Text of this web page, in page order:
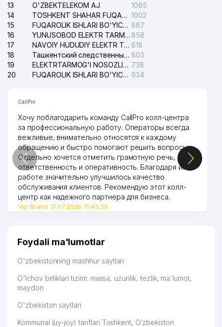
13
O'ZBEKTELEKOM AJ
1065
14
TOSHKENT SHAHAR FUQAROLIK ISHLARI BO'YICHA SUDI 1002
15
FUQAROLIK ISHLARI BO'YICHA YAKKASAROY TUMANLARARO SUDI 887
16
YUNUSOBOD ELEKTR TARMOG'I NOSOZLIKLARI XIZMATI 858
17
NAVOIY HUDUDIY ELEKTR TARMOQLARI KORXONASI AJ 818
18
Ташкентский следственный изолятор 805
19
ELEKTRTARMOG'I NOSOZLIKLARINI TO'ZATISH SERGELI XIZMATI 738
20
FUQAROLIK ISHLARI BO'YICHA UCH-TEPA TUMANI SUDI 634
CallPro
Хочу поблагодарить команду CallPro колл-центра
за профессиональную работу. Операторы всегда
вежливые, внимательно относятся к каждому
обращению и быстро помогают решить вопросы.
Отдельно хочется отметить грамотную речь,
ответственность и оперативность. Благодаря их
работе значительно улучшилось качество
обслуживания клиентов. Рекомендую этот колл-
центр как надежного партнера для бизнеса.
Vip Brand 31.07.2026 11:43:39
Foydali ma'lumotlar
O'zbekistonning mashhur saytlari
O'lchov birliklari tizimi: massa, uzunlik, tezlik, ma'lumot,
maydon
O'zbekiston saytlari
Kommunal (uy-joy) tariflari Toshkent, O‘zbekiston